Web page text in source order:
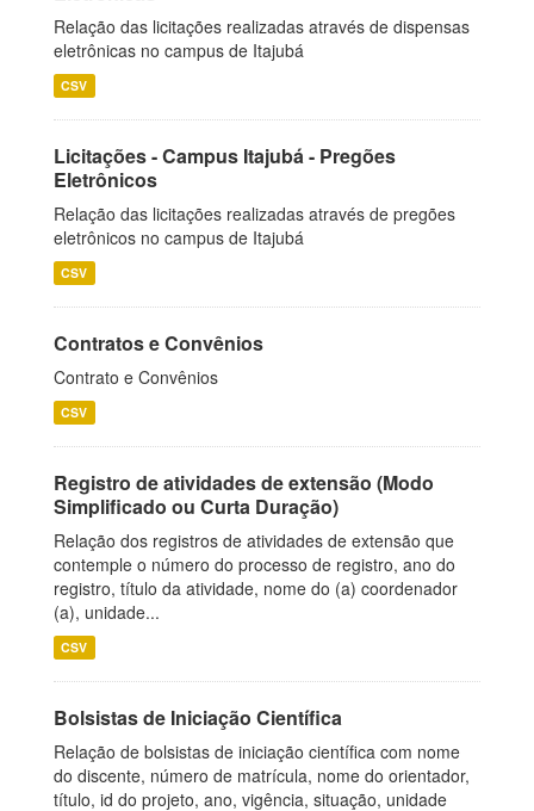
Relação das licitações realizadas através de dispensas
eletrônicas no campus de Itajubá
CSV
Licitações - Campus Itajubá - Pregões
Eletrônicos
Relação das licitações realizadas através de pregões
eletrônicos no campus de Itajubá
CSV
Contratos e Convênios
Contrato e Convênios
CSV
Registro de atividades de extensão (Modo
Simplificado ou Curta Duração)
Relação dos registros de atividades de extensão que
contemple o número do processo de registro, ano do
registro, título da atividade, nome do (a) coordenador
(a), unidade...
CSV
Bolsistas de Iniciação Científica
Relação de bolsistas de iniciação científica com nome
do discente, número de matrícula, nome do orientador,
título, id do projeto, ano, vigência, situação, unidade